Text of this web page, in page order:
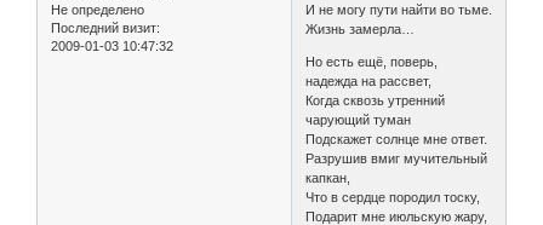
Не определено
Последний визит:
2009-01-03 10:47:32
И не могу пути найти во тьме.
Жизнь замерла…
Но есть ещё, поверь,
надежда на рассвет,
Когда сквозь утренний
чарующий туман
Подскажет солнце мне ответ.
Разрушив вмиг мучительный
капкан,
Что в сердце породил тоску,
Подарит мне июльскую жару,